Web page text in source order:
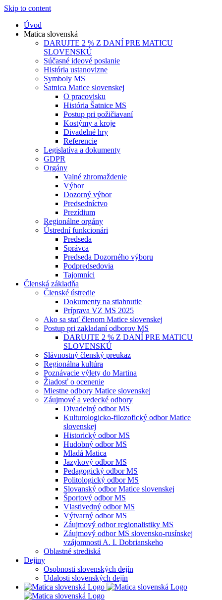
Skip to content
Úvod
Matica slovenská
DARUJTE 2 % Z DANÍ PRE MATICU
SLOVENSKÚ
Súčasné ideové poslanie
História ustanovizne
Symboly MS
Šatnica Matice slovenskej
O pracovisku
História Šatnice MS
Postup pri požičiavaní
Kostýmy a kroje
Divadelné hry
Referencie
Legislatíva a dokumenty
GDPR
Orgány
Valné zhromaždenie
Výbor
Dozorný výbor
Predsedníctvo
Prezídium
Regionálne orgány
Ústrední funkcionári
Predseda
Správca
Predseda Dozorného výboru
Podpredsedovia
Tajomníci
Členská základňa
Členské ústredie
Dokumenty na stiahnutie
Príprava VZ MS 2025
Ako sa stať členom Matice slovenskej
Postup pri zakladaní odborov MS
DARUJTE 2 % Z DANÍ PRE MATICU
SLOVENSKÚ
Slávnostný členský preukaz
Regionálna kultúra
Poznávacie výlety do Martina
Žiadosť o ocenenie
Miestne odbory Matice slovenskej
Záujmové a vedecké odbory
Divadelný odbor MS
Kulturologicko-filozofický odbor Matice
slovenskej
Historický odbor MS
Hudobný odbor MS
Mladá Matica
Jazykový odbor MS
Pedagogický odbor MS
Politologický odbor MS
Slovanský odbor Matice slovenskej
Športový odbor MS
Vlastivedný odbor MS
Výtvarný odbor MS
Záujmový odbor regionalistiky MS
Záujmový odbor MS slovensko-rusínskej
vzájomnosti A. I. Dobrianskeho
Oblastné strediská
Dejiny
Osobnosti slovenských dejín
Udalosti slovenských dejín